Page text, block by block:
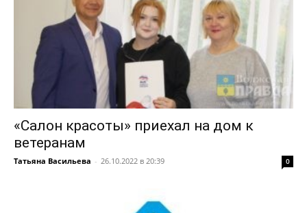
«Салон красоты» приехал на дом к
ветеранам
Татьяна Васильева - 26.10.2022 в 20:39 0